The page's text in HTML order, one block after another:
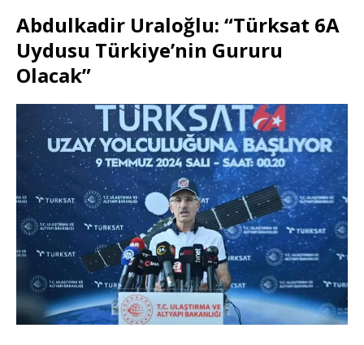
Abdulkadir Uraloğlu: “Türksat 6A
Uydusu Türkiye’nin Gururu
Olacak”